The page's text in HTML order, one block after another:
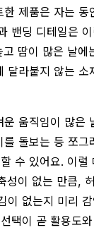
제품은 자는 동
밴딩 디테일은
땀이 많은 날에
달라붙지 않는 소
움직임이 많은
돌보는 등 쪼그
수 있어요. 이럴
성이 없는 만큼,
이 없는지 미리
택이 곧 활용도